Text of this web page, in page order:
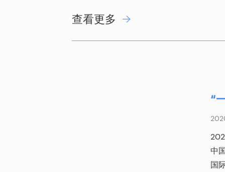
查看更多
“
中
国